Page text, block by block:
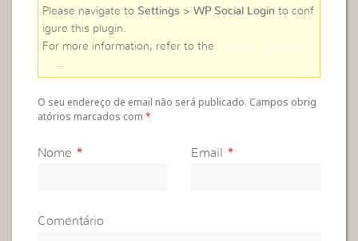
Please navigate to Settings > WP Social Login to conf
igure this plugin.
For more information, refer to the
online user guid
e
..
O seu endereço de email não será publicado. Campos obrig
atórios marcados com*
Nome * Email *
Comentário